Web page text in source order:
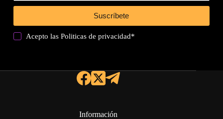
Suscríbete
Acepto lasPoliticas de privacidad*
Información